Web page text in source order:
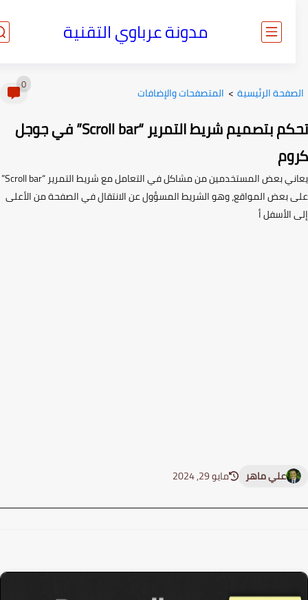
مدونة عرباوي التقنية
الرئيسية> المتصفحات والإضافات
تحكم بتصميم شريط التمرير “Scroll bar” في جوجل
يعاني بعض المستخدمين من مشاكل في التعامل مع شريط التمرير “Scroll bar”
بعض المواقع، وهو الشريط المسؤول عن الانتقال في الصفحة من الأعلى
الأسفل أ
علي ماهر مايو 29, 2024